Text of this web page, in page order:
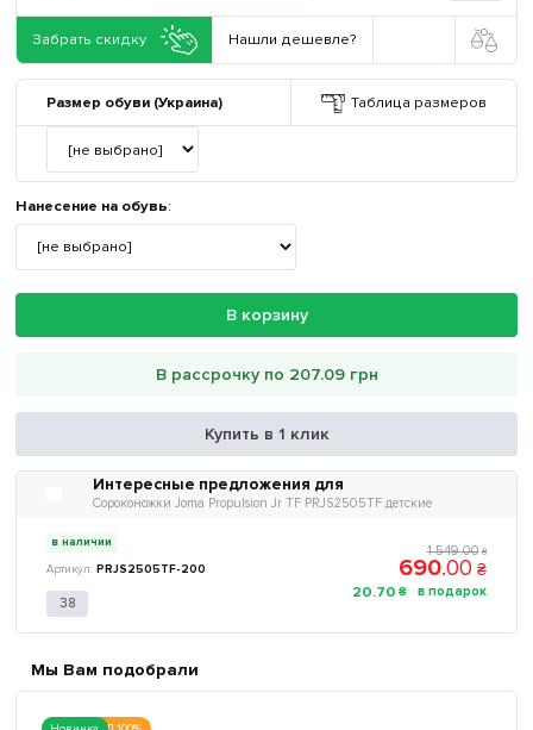
Забрать скидку Нашли дешевле?
Размер обуви (Украина) Таблица размеров
Нанесение на обувь:
В корзину
В рассрочку по 207.09 грн
Купить в 1 клик
Интересные предложения для
Сороконожки Joma Propulsion Jr TF PRJS2505TF детские
в наличии
PRJS2505TF-200
38
1 549.00 ₴
690.00 ₴
20.70 ₴
Мы Вам подобрали